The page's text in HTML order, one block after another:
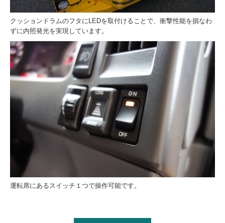
クッションドラムのフタにLEDを取付けることで、衝撃性能を損なわ
ずに内照発光を実現しています。
運転席にあるスイッチ１つで操作可能です。